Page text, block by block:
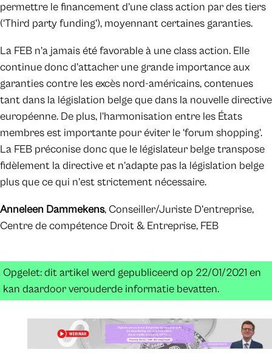
permettre le financement d’une class action par des tiers
(‘Third party funding’), moyennant certaines garanties.
La FEB n’a jamais été favorable à une class action. Elle
continue donc d’attacher une grande importance aux
garanties contre les excès nord-américains, contenues
tant dans la législation belge que dans la nouvelle directive
européenne. De plus, l’harmonisation entre les États
membres est importante pour éviter le ‘forum shopping’.
La FEB préconise donc que le législateur belge transpose
fidèlement la directive et n’adapte pas la législation belge
plus que ce qui n’est strictement nécessaire.
Anneleen Dammekens, Conseiller/Juriste D’entreprise,
Centre de compétence Droit & Entreprise, FEB
Opgelet: dit artikel werd gepubliceerd op 22/01/2021 en
kan daardoor verouderde informatie bevatten.